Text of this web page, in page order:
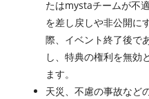
たはmystaチームが不
を差し戻しや非公開に
際、イベント終了後で
し、特典の権利を無効
ます。
天災、不慮の事故など